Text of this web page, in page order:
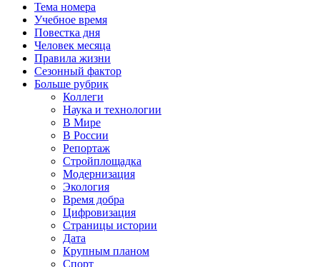
Тема номера
Учебное время
Повестка дня
Человек месяца
Правила жизни
Сезонный фактор
Больше рубрик
Коллеги
Наука и технологии
В Мире
В России
Репортаж
Стройплощадка
Модернизация
Экология
Время добра
Цифровизация
Страницы истории
Дата
Крупным планом
Спорт